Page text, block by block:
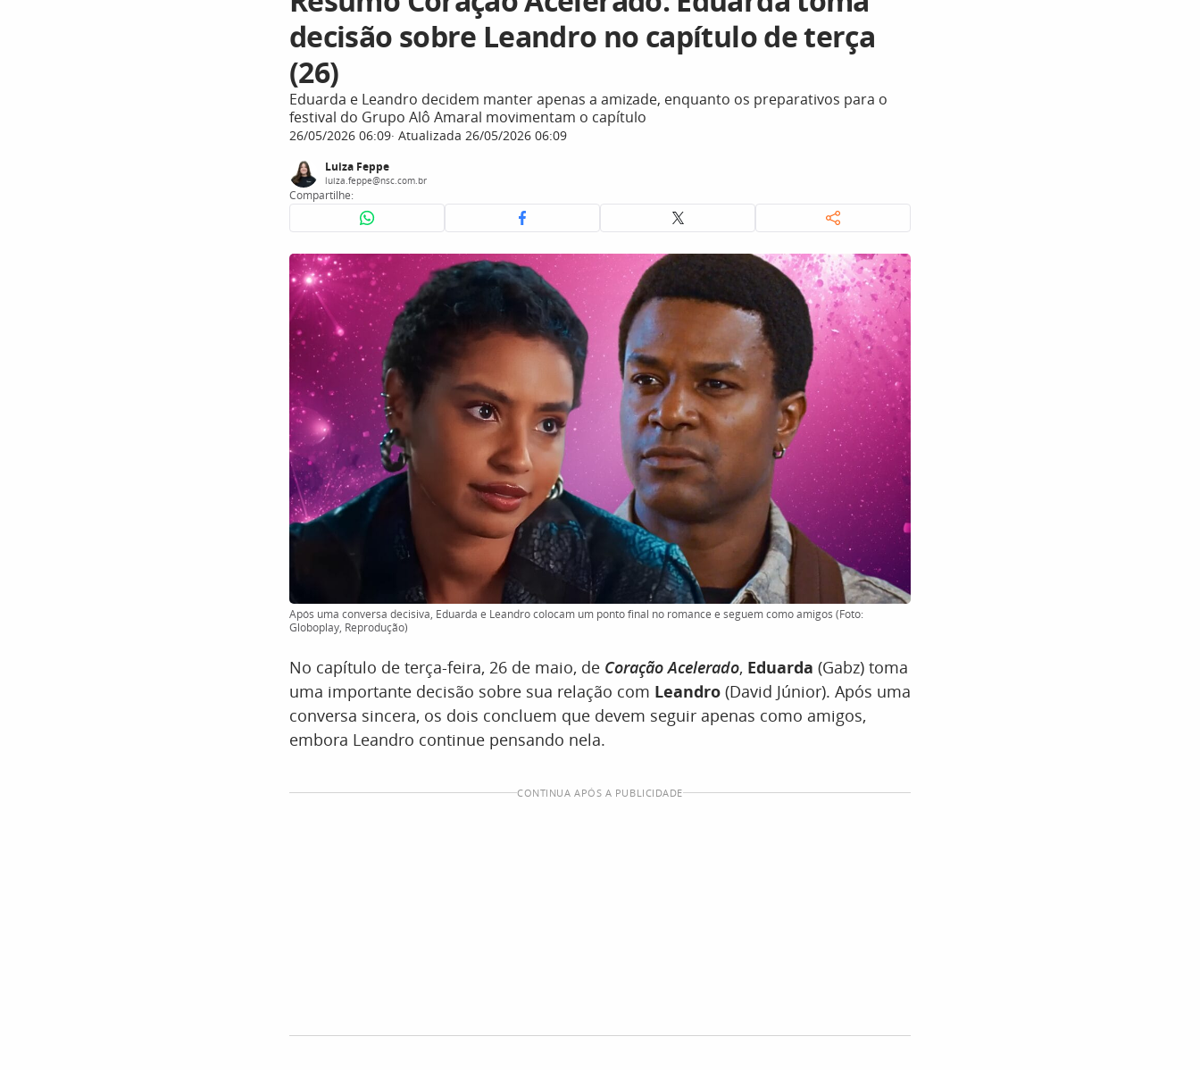
decisão sobre Leandro no capítulo de terça
(26)
Eduarda e Leandro decidem manter apenas a amizade, enquanto os preparativos para o
festival do Grupo Alô Amaral movimentam o capítulo
26/05/2026 06:09 Atualizada 26/05/2026 06:09
Luiza Feppe
luiza.feppe@nsc.com.br
Compartilhe:
Após uma conversa decisiva, Eduarda e Leandro colocam um ponto final no romance e seguem como amigos (Foto:
Globoplay, Reprodução)
No capítulo de terça-feira, 26 de maio, de Coração Acelerado, Eduarda (Gabz) toma
uma importante decisão sobre sua relação com Leandro (David Júnior). Após uma
conversa sincera, os dois concluem que devem seguir apenas como amigos,
embora Leandro continue pensando nela.
CONTINUA APÓS A PUBLICIDADE